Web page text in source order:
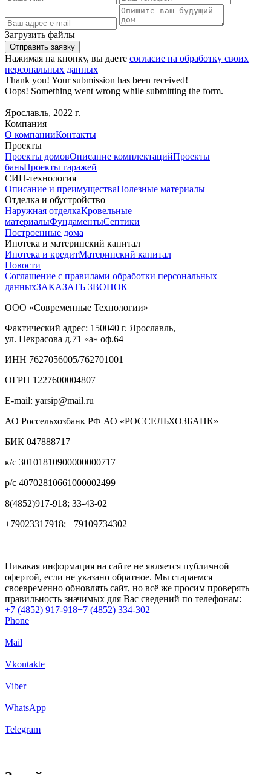
Загрузить файлы
Нажимая на кнопку, вы даете согласие на обработку своих
персональных данных
Thank you! Your submission has been received!
Oops! Something went wrong while submitting the form.
Ярославль, 2022 г.
Компания
О компанииКонтакты
Проекты
Проекты домовОписание комплектацийПроекты
баньПроекты гаражей
СИП-технология
Описание и преимуществаПолезные материалы
Отделка и обустройство
Наружная отделкаКровельные
материалыФундаментыСептики
Построенные дома
Ипотека и материнский капитал
Ипотека и кредитМатеринский капитал
Новости
Соглашение с правилами обработки персональных
данныхЗАКАЗАТЬ ЗВОНОК
ООО «Современные Технологии»
Фактический адрес: 150040 г. Ярославль,
ул. Некрасова д.71 «а» оф.64
ИНН 7627056005/762701001
ОГРН 1227600004807
E-mail: yarsip@mail.ru
АО Россельхозбанк РФ АО «РОССЕЛЬХОЗБАНК»
БИК 047888717
к/с 30101810900000000717
р/с 40702810661000002499
8(4852)917-918; 33-43-02
+79023317918; +79109734302
Никакая информация на сайте не является публичной
офертой, если не указано обратное. Мы стараемся
своевременно обновлять сайт, но всё же просим проверять
правильность значимых для Вас сведений по телефонам:
+7 (4852) 917-918+7 (4852) 334-302
Phone
Mail
Vkontakte
Viber
WhatsApp
Telegram